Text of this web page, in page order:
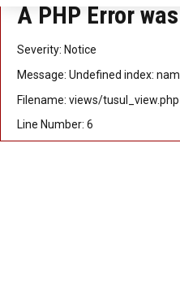
A PHP Error
Severity: Notice
Message: Undefined index:
Filename: views/tusul_view.php
Line Number: 6